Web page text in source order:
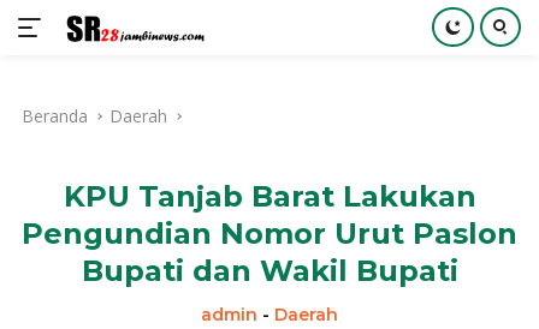
kontenBeranda Daerah
KPU Tanjab Barat Lakukan
Pengundian Nomor Urut Paslon
Bupati dan Wakil Bupati
admin - Daerah